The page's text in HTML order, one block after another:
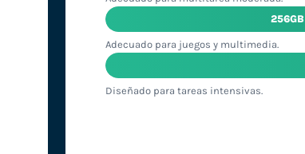
256GB
Adecuado para juegos y multimedia.
Diseñado para tareas intensivas.